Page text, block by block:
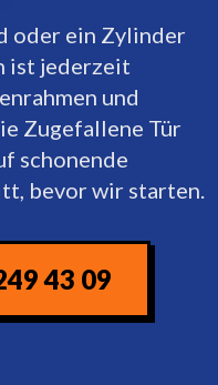
oder ein Zylinder
ist jederzeit
und
Zugefallene Tür
schonende
bevor wir starten.
43 09